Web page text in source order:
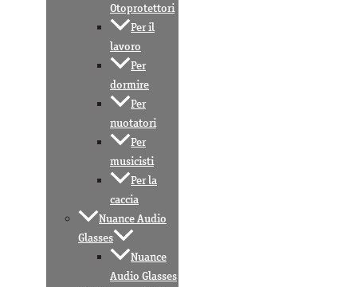
Otoprotettori
Per il
lavoro
Per
dormire
Per
nuotatori
Per
musicisti
Per la
caccia
Nuance Audio
Glasses
Nuance
Audio Glasses